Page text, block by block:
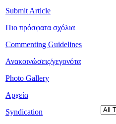
Submit Article
Πιο πρόσφατα σχόλια
Commenting Guidelines
Ανακοινώσεις/γεγονότα
Photo Gallery
Αρχεία
Syndication